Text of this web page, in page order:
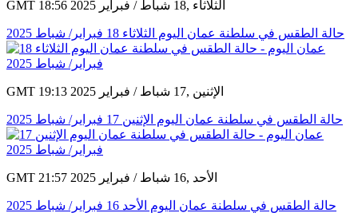
GMT 18:56 2025 الثلاثاء ,18 شباط / فبراير
حالة الطقس في سلطنة عمان اليوم الثلاثاء 18 فبراير/ شباط 2025
GMT 19:13 2025 الإثنين ,17 شباط / فبراير
حالة الطقس في سلطنة عمان اليوم الإثنين 17 فبراير/ شباط 2025
GMT 21:57 2025 الأحد ,16 شباط / فبراير
حالة الطقس في سلطنة عمان اليوم الأحد 16 فبراير/ شباط 2025